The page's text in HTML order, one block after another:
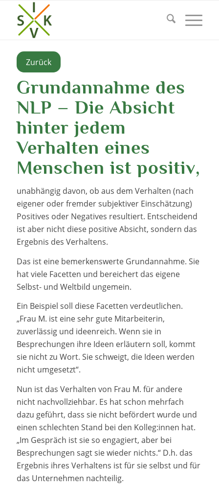
Zurück
Grundannahme des
NLP – Die Absicht
hinter jedem
Verhalten eines
Menschen ist positiv,
unabhängig davon, ob aus dem Verhalten (nach
eigener oder fremder subjektiver Einschätzung)
Positives oder Negatives resultiert. Entscheidend
ist aber nicht diese positive Absicht, sondern das
Ergebnis des Verhaltens.
Das ist eine bemerkenswerte Grundannahme. Sie
hat viele Facetten und bereichert das eigene
Selbst- und Weltbild ungemein.
Ein Beispiel soll diese Facetten verdeutlichen.
„Frau M. ist eine sehr gute Mitarbeiterin,
zuverlässig und ideenreich. Wenn sie in
Besprechungen ihre Ideen erläutern soll, kommt
sie nicht zu Wort. Sie schweigt, die Ideen werden
nicht umgesetzt“.
Nun ist das Verhalten von Frau M. für andere
nicht nachvollziehbar. Es hat schon mehrfach
dazu geführt, dass sie nicht befördert wurde und
einen schlechten Stand bei den Kolleg:innen hat.
„Im Gespräch ist sie so engagiert, aber bei
Besprechungen sagt sie wieder nichts.“ D.h. das
Ergebnis ihres Verhaltens ist für sie selbst und für
das Unternehmen nachteilig.